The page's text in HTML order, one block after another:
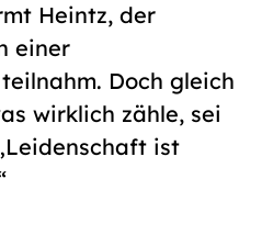
Heintz, der
einer
Doch gleich
wirklich zähle, sei
ist